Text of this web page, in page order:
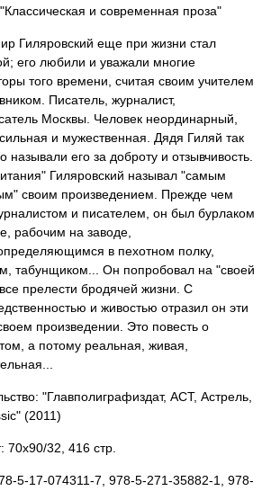
и современная проза"
Гиляровский еще при жизни стал
его любили и уважали многие
того времени, считая своим учителем
Писатель, журналист,
Москвы. Человек неординарный,
и мужественная. Дядя Гиляй так
называли его за доброту и отзывчивость.
Гиляровский называл "самым
своим произведением. Прежде чем
и писателем, он был бурлаком
рабочим на заводе,
в пехотном полку,
табунщиком... Он попробовал на "своей
прелести бродячей жизни. С
и живостью отразил он эти
произведении. Это повесть о
а потому реальная, живая,
"Главполиграфиздат, АСТ, Астрель,
(2011)
70x90/32, 416 стр.
5-17-074311-7, 978-5-271-35882-1, 978-